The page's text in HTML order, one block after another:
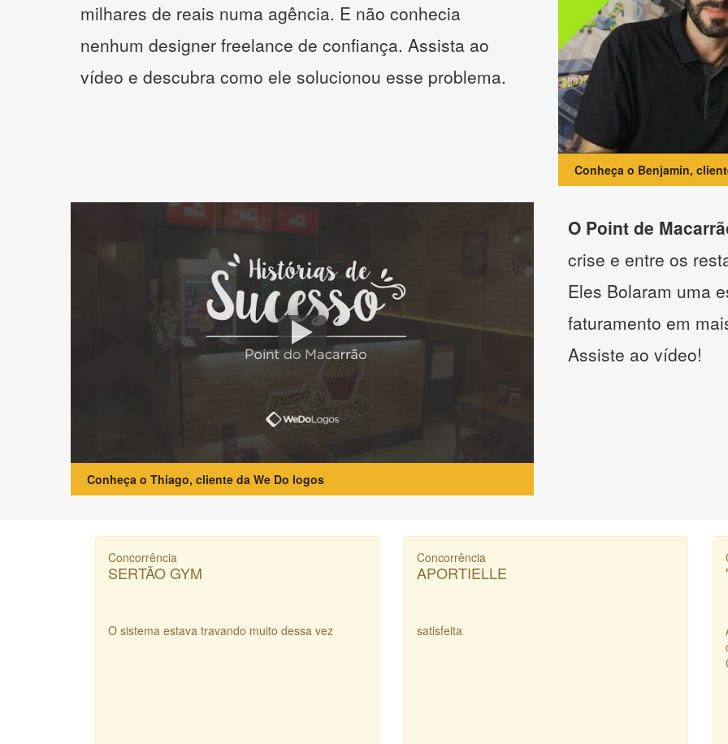
milhares de reais numa agência. E não conhecia
nenhum designer freelance de confiança. Assista ao
vídeo e descubra como ele solucionou esse problema.
Conheça o Benjamin,
Conheça o Thiago, cliente da We Do logos
O Point de
crise e entre os
Eles Bolaram uma
faturamento em
Assiste ao vídeo!
Concorrência
SERTÃO GYM
O sistema estava travando muito dessa vez
Concorrência
APORTIELLE
satisfeita